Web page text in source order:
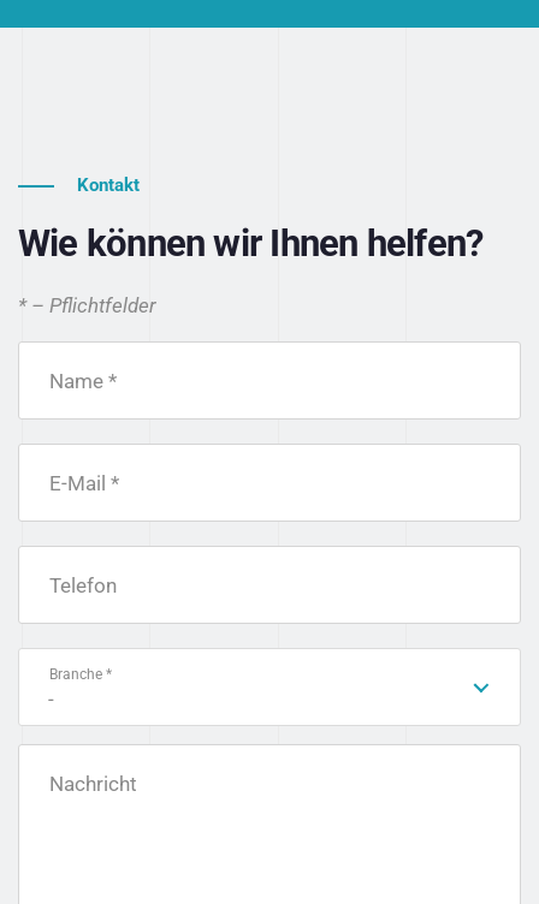
Kontakt
Wie können wir Ihnen helfen?
* – Pflichtfelder
Name *
E-Mail *
Telefon
Branche *
-
Nachricht